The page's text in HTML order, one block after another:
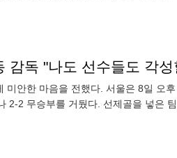
감독 "나도 선수들도 각
안한 마음을 전했다. 서울은 8일 오
2 무승부를 거뒀다. 선제골을 넣은 팀